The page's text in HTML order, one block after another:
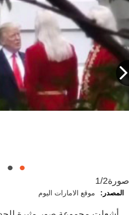
صورة1/2
المصدر: موقع الامارات اليوم